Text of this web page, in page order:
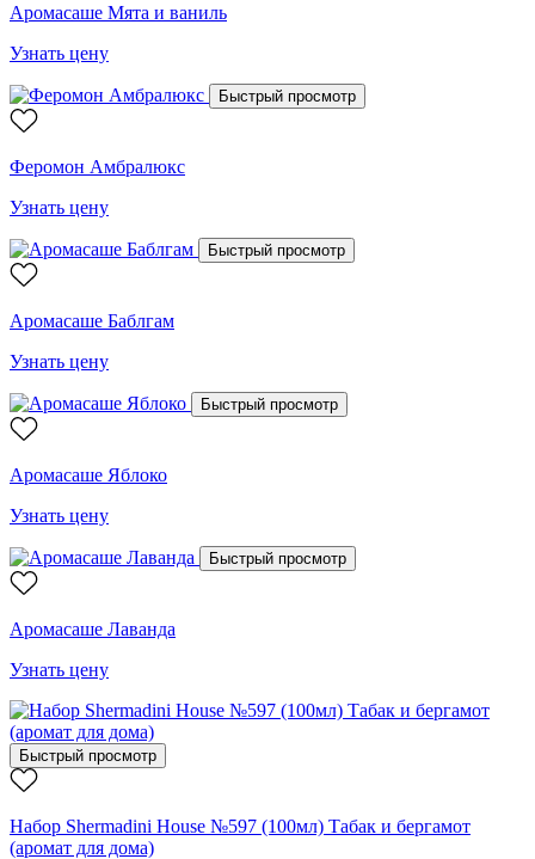
Аромасаше Мята и ваниль
Узнать цену
Быстрый просмотр
Феромон Амбралюкс
Узнать цену
Быстрый просмотр
Аромасаше Баблгам
Узнать цену
Быстрый просмотр
Аромасаше Яблоко
Узнать цену
Быстрый просмотр
Аромасаше Лаванда
Узнать цену
Быстрый просмотр
Набор Shermadini House №597 (100мл) Табак и бергамот
(аромат для дома)